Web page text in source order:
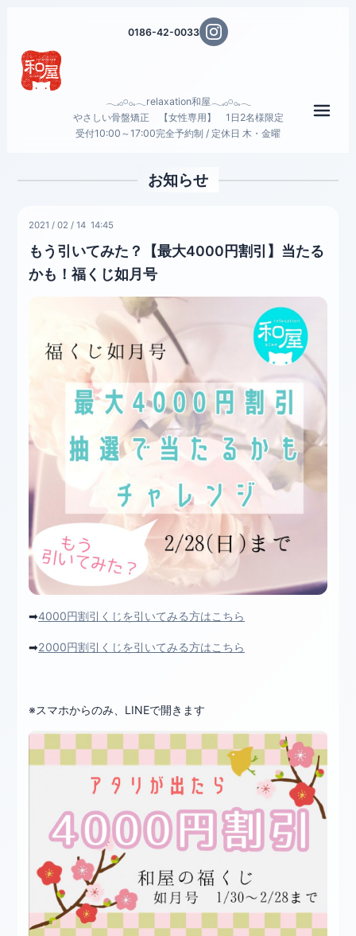
0186-42-0033
𓂃𓈒𓂂𓏸𓂂𓈒𓂃relaxation和屋𓂃𓈒𓂂𓏸𓂂𓈒𓂃
やさしい骨盤矯正 【女性専用】 1日2名様限定
受付10:00～17:00完全予約制 / 定休日 木・金曜
お知らせ
2021 /02 /14 14:45
もう引いてみた？【最大4000円割引】当たる
かも！福くじ如月号
➡4000円割引くじを引いてみる方はこちら
➡2000円割引くじを引いてみる方はこちら
※スマホからのみ、LINEで開きます